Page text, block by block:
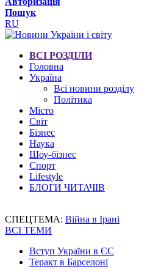
Пошук
RU
ВСІ РОЗДІЛИ
Головна
Україна
Всі новини розділу
Політика
Місто
Світ
Бізнес
Наука
Шоу-бізнес
Спорт
Lifestyle
БЛОГИ ЧИТАЧІВ
СПЕЦТЕМА: Війна в Ірані
ВСІ ТЕМИ
Вступ України в ЄС
Теракт в Барселоні